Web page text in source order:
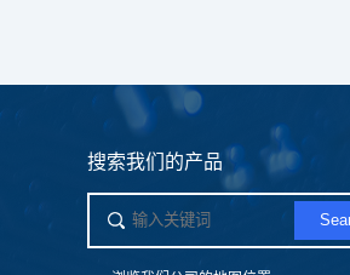
搜索我们的产品